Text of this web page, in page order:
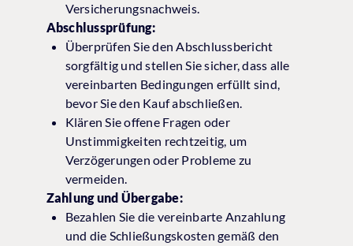
Versicherungsnachweis.
Abschlussprüfung:
Überprüfen Sie den Abschlussbericht
sorgfältig und stellen Sie sicher, dass alle
vereinbarten Bedingungen erfüllt sind,
bevor Sie den Kauf abschließen.
Klären Sie offene Fragen oder
Unstimmigkeiten rechtzeitig, um
Verzögerungen oder Probleme zu
vermeiden.
Zahlung und Übergabe:
Bezahlen Sie die vereinbarte Anzahlung
und die Schließungskosten gemäß den